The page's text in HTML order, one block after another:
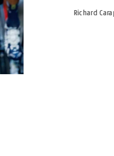
Richard